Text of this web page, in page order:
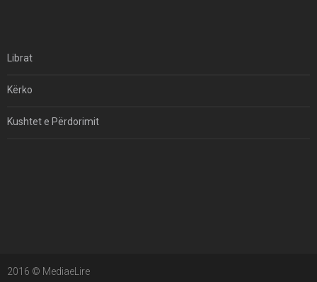
Librat
Kërko
Kushtet e Përdorimit
2016 © MediaeLire